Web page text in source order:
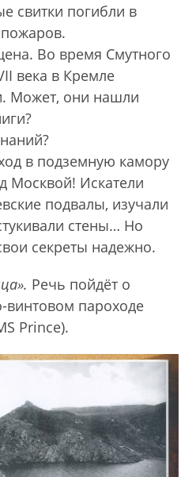
свитки погибли в
Во время Смутного
века в Кремле
Может, они нашли
в подземную камору
Москвой! Искатели
подвалы, изучали
стены… Но
секреты надежно.
Речь пойдёт о
винтовом пароходе
Prince).